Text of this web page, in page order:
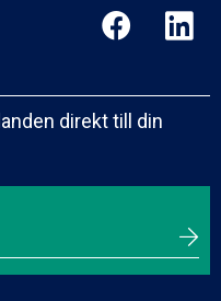
direkt till din